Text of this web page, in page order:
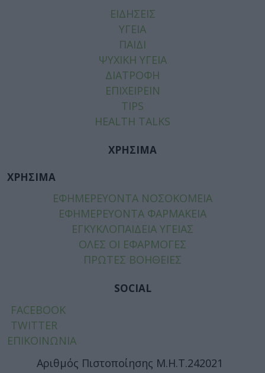
ΕΙΔΗΣΕΙΣ
ΥΓΕΙΑ
ΠΑΙΔΙ
ΨΥΧΙΚΗ ΥΓΕΙΑ
ΔΙΑΤΡΟΦΗ
ΕΠΙΧΕΙΡΕΙΝ
TIPS
HEALTH TALKS
ΧΡΗΣΙΜΑ
ΧΡΗΣΙΜΑ
ΕΦΗΜΕΡΕΥΟΝΤΑ ΝΟΣΟΚΟΜΕΙΑ
ΕΦΗΜΕΡΕΥΟΝΤΑ ΦΑΡΜΑΚΕΙΑ
ΕΓΚΥΚΛΟΠΑΙΔΕΙΑ ΥΓΕΙΑΣ
ΟΛΕΣ ΟΙ ΕΦΑΡΜΟΓΕΣ
ΠΡΩΤΕΣ ΒΟΗΘΕΙΕΣ
SOCIAL
FACEBOOK
TWITTER
ΕΠΙΚΟΙΝΩΝΙΑ
Αριθμός Πιστοποίησης Μ.Η.Τ.242021